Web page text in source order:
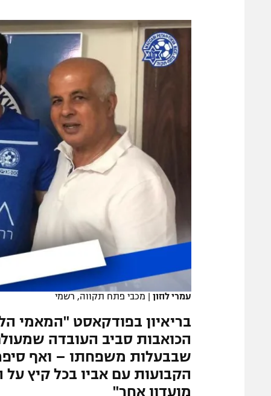
תקנון משתתפים וזוכים בפרסים
תקנון עבור פעילות אלקטרה
תקנון עבור פעילות ספורט 1 – "מרלן"
מדיניות פרטיות
תקנון פעילות ספורט 1
רשיון להקרנה פומבית לבית עסק
הצטרפות לחבילת הערוצים
לוח דרושים – ג'ובנט
הפועל
מכבי
בני
עמרי לוזון | מכבי פתח תקווה, רשמי
בריאיון בפודקאסט "המאמי
הכואבות סביב העובדה
שבבעלות משפחתו – ואף
הקבועות עם אביו בכל קיץ
מועדון אחר"